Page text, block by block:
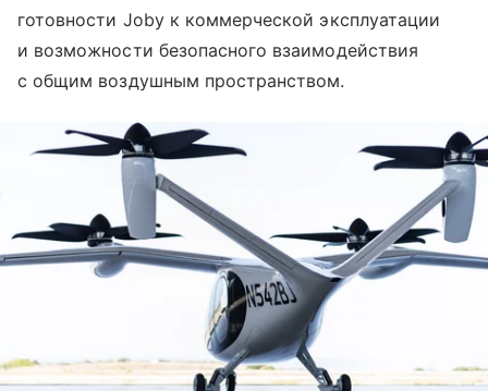
готовности Joby к коммерческой эксплуатации
и возможности безопасного взаимодействия
с общим воздушным пространством.